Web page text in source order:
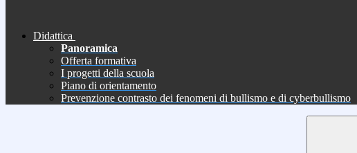
Didattica
Panoramica
Offerta formativa
I progetti della scuola
Piano di orientamento
Prevenzione contrasto dei fenomeni di bullismo e di cyberbullismo